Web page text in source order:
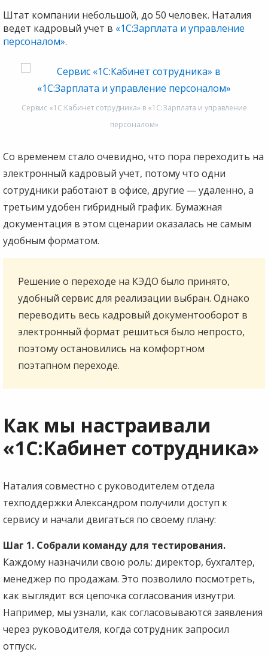
Штат компании небольшой, до 50 человек. Наталия
ведет кадровый учет в «1С:Зарплата и управление
персоналом».
Сервис «1С:Кабинет сотрудника» в «1С:Зарплата и управление
персоналом»
Со временем стало очевидно, что пора переходить на
электронный кадровый учет, потому что одни
сотрудники работают в офисе, другие — удаленно, а
третьим удобен гибридный график. Бумажная
документация в этом сценарии оказалась не самым
удобным форматом.
Решение о переходе на КЭДО было принято,
удобный сервис для реализации выбран. Однако
переводить весь кадровый документооборот в
электронный формат решиться было непросто,
поэтому остановились на комфортном
поэтапном переходе.
Как мы настраивали
«1С:Кабинет сотрудника»
Наталия совместно с руководителем отдела
техподдержки Александром получили доступ к
сервису и начали двигаться по своему плану:
Шаг 1. Собрали команду для тестирования.
Каждому назначили свою роль: директор, бухгалтер,
менеджер по продажам. Это позволило посмотреть,
как выглядит вся цепочка согласования изнутри.
Например, мы узнали, как согласовываются заявления
через руководителя, когда сотрудник запросил
отпуск.